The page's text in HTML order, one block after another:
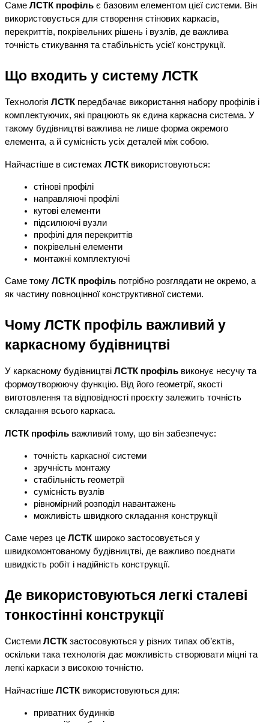
Саме ЛСТК профіль є базовим елементом цієї системи. Він
використовується для створення стінових каркасів,
перекриттів, покрівельних рішень і вузлів, де важлива
точність стикування та стабільність усієї конструкції.
Що входить у систему ЛСТК
Технологія ЛСТК передбачає використання набору профілів і
комплектуючих, які працюють як єдина каркасна система. У
такому будівництві важлива не лише форма окремого
елемента, а й сумісність усіх деталей між собою.
Найчастіше в системах ЛСТК використовуються:
стінові профілі
направляючі профілі
кутові елементи
підсилюючі вузли
профілі для перекриттів
покрівельні елементи
монтажні комплектуючі
Саме тому ЛСТК профіль потрібно розглядати не окремо, а
як частину повноцінної конструктивної системи.
Чому ЛСТК профіль важливий у
каркасному будівництві
У каркасному будівництві ЛСТК профіль виконує несучу та
формоутворюючу функцію. Від його геометрії, якості
виготовлення та відповідності проєкту залежить точність
складання всього каркаса.
ЛСТК профіль важливий тому, що він забезпечує:
точність каркасної системи
зручність монтажу
стабільність геометрії
сумісність вузлів
рівномірний розподіл навантажень
можливість швидкого складання конструкції
Саме через це ЛСТК широко застосовується у
швидкомонтованому будівництві, де важливо поєднати
швидкість робіт і надійність конструкції.
Де використовуються легкі сталеві
тонкостінні конструкції
Системи ЛСТК застосовуються у різних типах об’єктів,
оскільки така технологія дає можливість створювати міцні та
легкі каркаси з високою точністю.
Найчастіше ЛСТК використовуються для:
приватних будинків